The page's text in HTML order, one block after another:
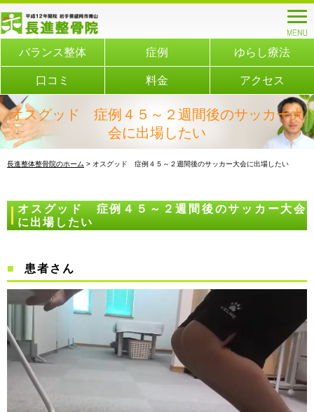
バランス整体 症例 ゆらし療法
口コミ 料金 アクセス
オスグッド 症例４５～２週間後のサッカー大
会に出場したい
長進整体整骨院のホーム > オスグッド 症例４５～２週間後のサッカー大会に出場したい
オスグッド 症例４５～２週間後のサッカー大会
に出場したい
患者さん